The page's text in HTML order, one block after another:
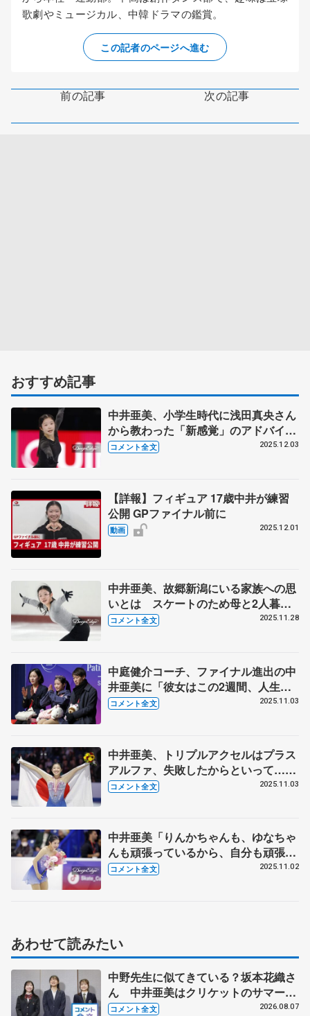
歌劇やミュージカル、中韓ドラマの鑑賞。
この記者のページへ進む
前の記事 次の記事
おすすめ記事
中井亜美、小学生時代に浅田真央さん
から教わった「新感覚」のアドバイス
とは 【GPファイナル公式練習】
コメント全文 2025.12.03
【詳報】フィギュア 17歳中井が練習
公開 GPファイナル前に
動画 2025.12.01
中井亜美、故郷新潟にいる家族への思
いとは スケートのため母と2人暮ら
し 公開練習で17歳の心境語る
コメント全文 2025.11.28
中庭健介コーチ、ファイナル進出の中
井亜美に「彼女はこの2週間、人生が
変わった」「神様は本当に数カ月の運
コメント全文 2025.11.03
中井亜美、トリプルアクセルはプラス
アルファ、失敗したからといって…
「まだ17歳だし、チャンスはいっぱい
コメント全文 2025.11.03
中井亜美「りんかちゃんも、ゆなちゃ
んも頑張っているから、自分も頑張ら
ないと」「大舞台でもしっかり胸を張
コメント全文 2025.11.02
あわせて読みたい
中野先生に似てきている？坂本花織さ
ん 中井亜美はクリケットのサマーキ
ャンプに 島田麻央はたくさん試合に
コメント全文 2026.08.07